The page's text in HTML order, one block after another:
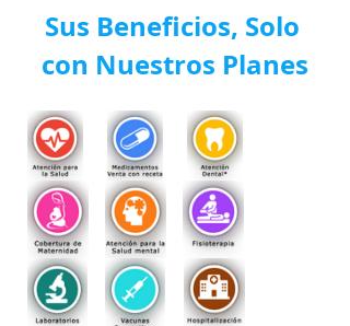
Sus Beneficios, Solo
con Nuestros Planes